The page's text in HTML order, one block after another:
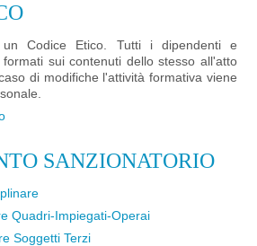
Codice Etico. Tutti i dipendenti e
sui contenuti dello stesso all'atto
di modifiche l'attività formativa viene
SANZIONATORIO
Quadri-Impiegati-Operai
Soggetti Terzi